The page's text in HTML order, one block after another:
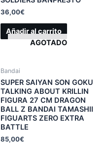
36,00€
Añadir al carrito
AGOTADO
Bandai
SUPER SAIYAN SON GOKU
TALKING ABOUT KRILLIN
FIGURA 27 CM DRAGON
BALL Z BANDAI TAMASHII
FIGUARTS ZERO EXTRA
BATTLE
85,00€